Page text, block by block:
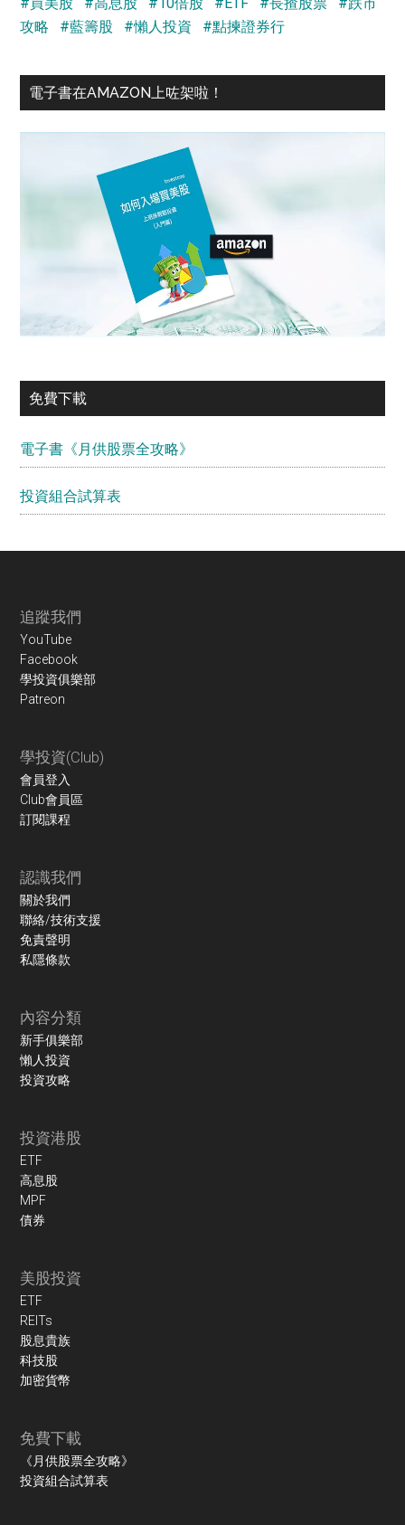
攻略
#藍籌股 #懶人投資 #點揀證券行
電子書在AMAZON上咗架啦！
免費下載
電子書《月供股票全攻略》
投資組合試算表
Footer
追蹤我們
YouTube
Facebook
學投資俱樂部
Patreon
學投資(Club)
會員登入
Club會員區
訂閱課程
認識我們
關於我們
聯絡/技術支援
免責聲明
私隱條款
內容分類
新手俱樂部
懶人投資
投資攻略
投資港股
ETF
高息股
MPF
債券
美股投資
ETF
REITs
股息貴族
科技股
加密貨幣
免費下載
《月供股票全攻略》
投資組合試算表